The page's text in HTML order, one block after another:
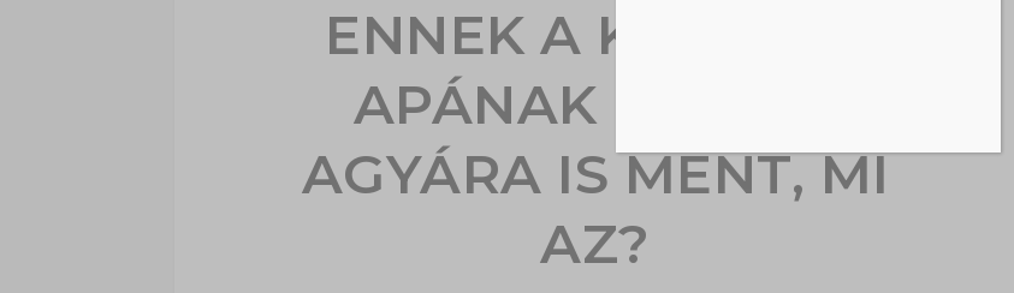
ENNEK A KANADAI
APÁNAK MEG AZ
AGYÁRA IS MENT, MI
AZ?